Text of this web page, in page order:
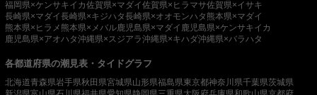
福岡県×ケンサキイカ佐賀県×マダイ佐賀県×ヒラマサ佐賀県×イサキ
長崎県×マダイ長崎県×キジハタ長崎県×オオモンハタ 熊本県×マダイ
熊本県×ヒラメ 熊本県×メバル鹿児島県×マダイ 鹿児島県×ケンサキイカ
鹿児島県×アオハタ沖縄県×スジアラ沖縄県×キハダ沖縄県×バラハタ
各都道府県の潮見表・タイドグラフ
北海道青森県岩手県秋田県宮城県山形県福島県東京都神奈川県千葉県茨城県